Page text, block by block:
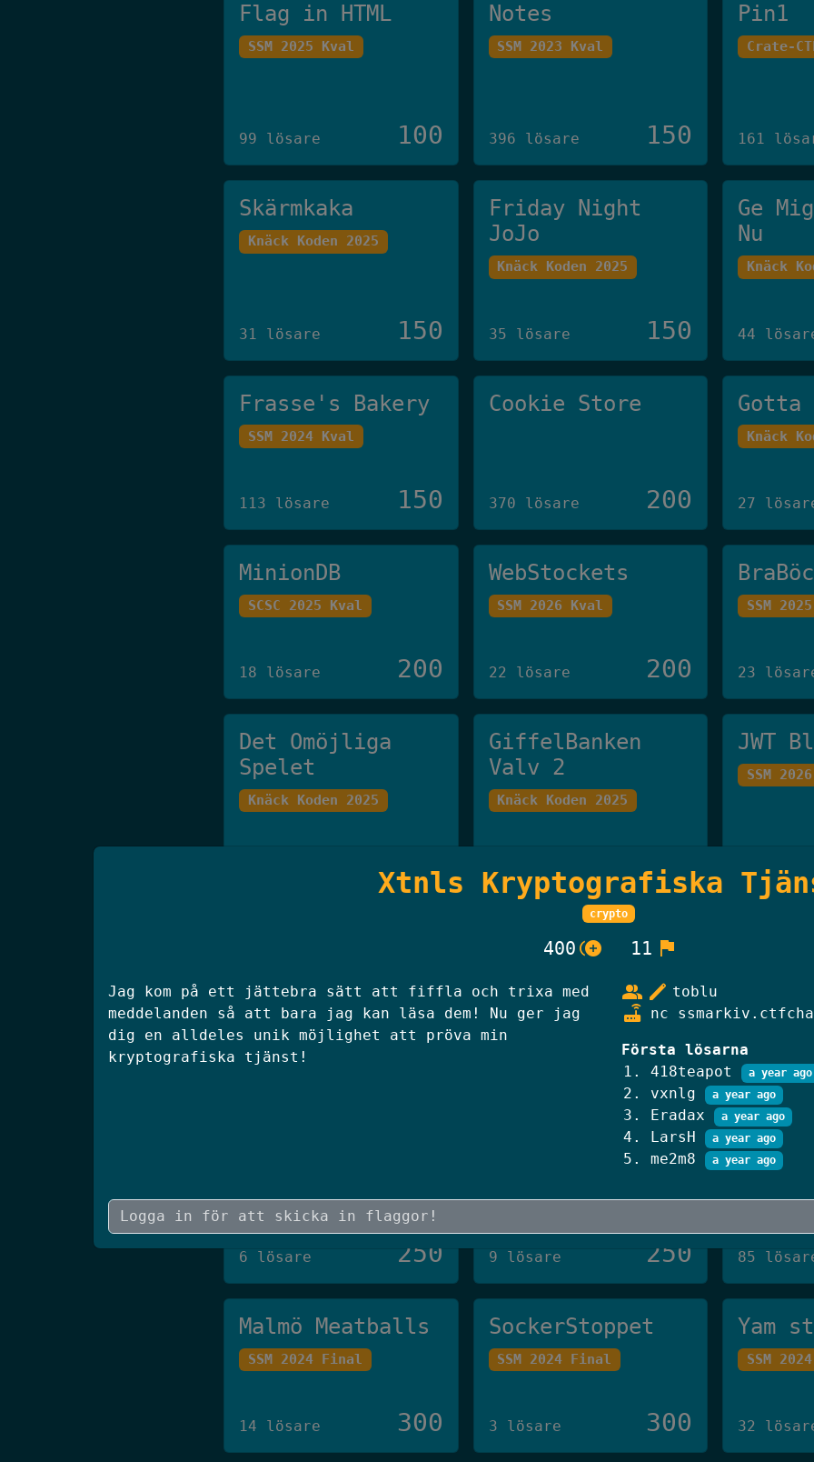
Flag in HTML
SSM 2025 Kval
99 lösare 100
Notes
SSM 2023 Kval
396 lösare 150
Pin1
Crate-
161
Skärmkaka
Knäck Koden 2025
31 lösare 150
Friday Night
JoJo
Knäck Koden 2025
35 lösare 150
Ge
Nu
Knäck
44
Frasse's Bakery
SSM 2024 Kval
113 lösare 150
Cookie Store
370 lösare 200
Gotta
Knäck
27
MinionDB
SCSC 2025 Kval
18 lösare 200
WebStockets
SSM 2026 Kval
22 lösare 200
SSM
23
Det Omöjliga
Spelet
Knäck Koden 2025
250
GiffelBanken
Valv 2
Knäck Koden 2025
250
JWT
SSM
19 lösare
5 lösare
Han Som Inte Får
Nämnas
Knäck Koden 2025
250 9 lösare
6 lösare 250
Authority ✨
9 lösare 250
CV-
SSM
85
Malmö Meatballs
SSM 2024 Final
14 lösare 300
SockerStoppet
SSM 2024 Final
3 lösare 300
Yam
SSM
32
Xtnls Kryptografiska
crypto
400 control_point_duplicate 11 flag
Jag kom på ett jättebra sätt att fiffla och trixa med
meddelanden så att bara jag kan läsa dem! Nu ger jag
dig en alldeles unik möjlighet att pröva min
kryptografiska tjänst!
group edit toblu
router nc
Första lösarna
418teapot
a year ago
vxnlg a year ago
Eradax a year ago
LarsH a year ago
me2m8 a year ago